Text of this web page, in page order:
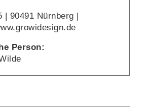
| 90491 Nürnberg |
Person: